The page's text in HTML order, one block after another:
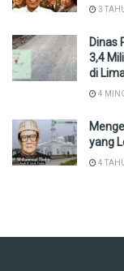
3
Dinas
3,4
di
4
yang
4